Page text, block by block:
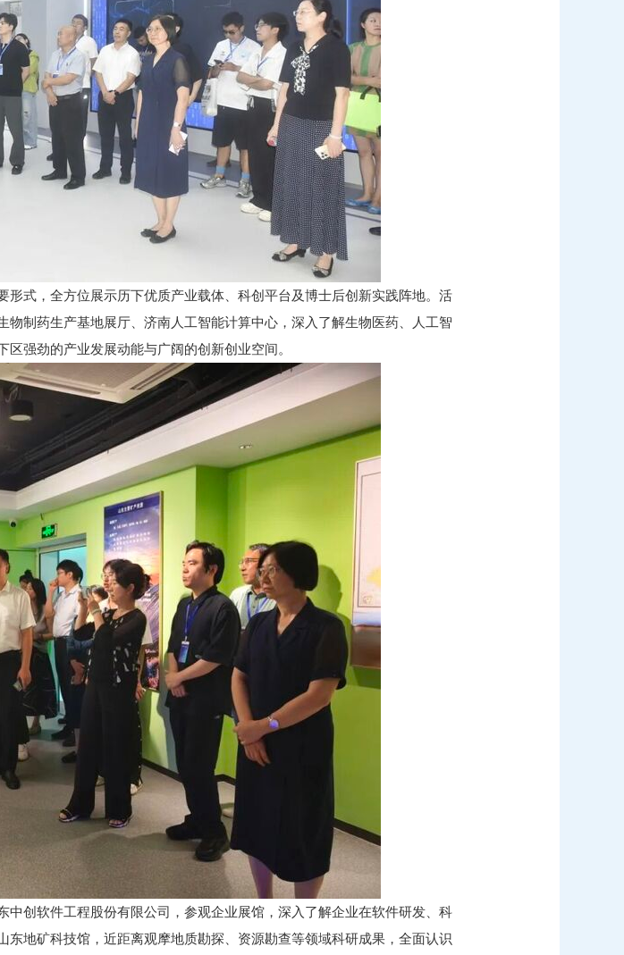
式，全方位展示历下优质产业载体、科创平台及博士后创新实践阵地。活
制药生产基地展厅、济南人工智能计算中心，深入了解生物医药、人工智
强劲的产业发展动能与广阔的创新创业空间。
创软件工程股份有限公司，参观企业展馆，深入了解企业在软件研发、科
地矿科技馆，近距离观摩地质勘探、资源勘查等领域科研成果，全面认识